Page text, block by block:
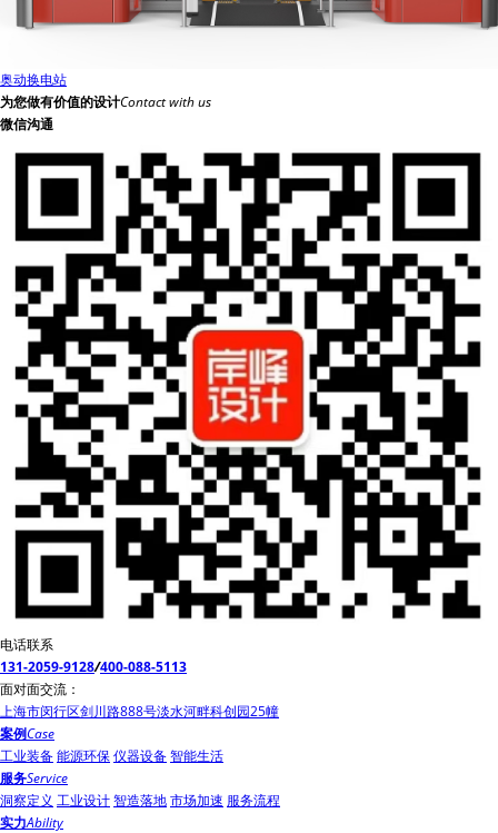
奥动换电站
为您做有价值的设计Contact with us
微信沟通
电话联系
131-2059-9128/400-088-5113
面对面交流：
上海市闵行区剑川路888号淡水河畔科创园25幢
案例Case
工业装备能源环保仪器设备智能生活
服务Service
洞察定义 工业设计智造落地市场加速 服务流程
实力Ability